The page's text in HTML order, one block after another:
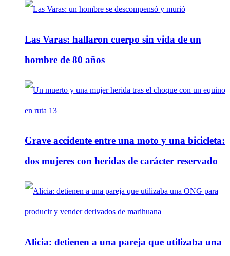
Las Varas: hallaron cuerpo sin vida de un
hombre de 80 años
Grave accidente entre una moto y una bicicleta:
dos mujeres con heridas de carácter reservado
Alicia: detienen a una pareja que utilizaba una